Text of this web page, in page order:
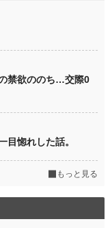
禁欲ののち…交際0
目惚れした話。
もっと見る